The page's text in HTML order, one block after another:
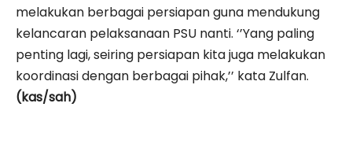
melakukan berbagai persiapan guna mendukung
kelancaran pelaksanaan PSU nanti. ‘’Yang paling
penting lagi, seiring persiapan kita juga melakukan
koordinasi dengan berbagai pihak,’’ kata Zulfan.
(kas/sah)